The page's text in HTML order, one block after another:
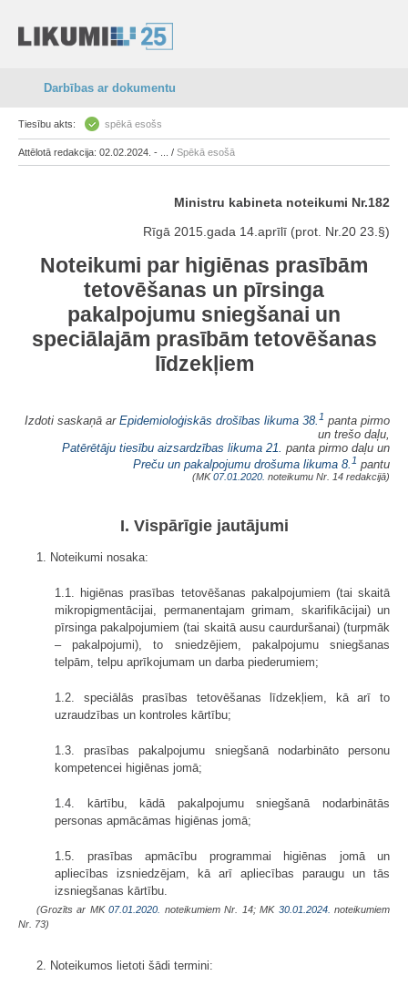
Darbības ar dokumentu
Tiesību akts: spēkā esošs
Attēlotā redakcija: 02.02.2024. - ... / Spēkā esošā
Ministru kabineta noteikumi Nr.182
Rīgā 2015.gada 14.aprīlī (prot. Nr.20 23.§)
Noteikumi par higiēnas prasībām
tetovēšanas un pīrsinga
pakalpojumu sniegšanai un
speciālajām prasībām tetovēšanas
līdzekļiem
Izdoti saskaņā ar Epidemioloģiskās drošības likuma 38. 1 panta pirmo
un trešo daļu,
Patērētāju tiesību aizsardzības likuma 21. panta pirmo daļu un
Preču un pakalpojumu drošuma likuma 8. 1 pantu
(MK07.01.2020. noteikumu Nr. 14 redakcijā)
I. Vispārīgie jautājumi
1. Noteikumi nosaka:
1.1. higiēnas prasības tetovēšanas pakalpojumiem (tai skaitā
mikropigmentācijai, permanentajam grimam, skarifikācijai) un
pīrsinga pakalpojumiem (tai skaitā ausu caurduršanai) (turpmāk
– pakalpojumi), to sniedzējiem, pakalpojumu sniegšanas
telpām, telpu aprīkojumam un darba piederumiem;
1.2. speciālās prasības tetovēšanas līdzekļiem, kā arī to
uzraudzības un kontroles kārtību;
1.3. prasības pakalpojumu sniegšanā nodarbināto personu
kompetencei higiēnas jomā;
1.4. kārtību, kādā pakalpojumu sniegšanā nodarbinātās
personas apmācāmas higiēnas jomā;
1.5. prasības apmācību programmai higiēnas jomā un
apliecības izsniedzējam, kā arī apliecības paraugu un tās
izsniegšanas kārtību.
(Grozīts ar MK07.01.2020. noteikumiem Nr. 14; MK 30.01.2024. noteikumiem
Nr. 73)
2. Noteikumos lietoti šādi termini: